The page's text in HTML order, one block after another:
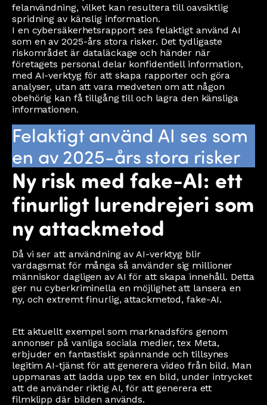
felanvändning, vilket kan resultera till oavsiktlig
spridning av känslig information.
I en cybersäkerhetsrapport ses felaktigt använd AI
som en av 2025-års stora risker. Det tydligaste
riskområdet är dataläckage och händer när
företagets personal delar konfidentiell information,
med AI-verktyg för att skapa rapporter och göra
analyser, utan att vara medveten om att någon
obehörig kan få tillgång till och lagra den känsliga
informationen.
Felaktigt använd AI ses som
en av 2025-års stora risker
Ny risk med fake-AI: ett
finurligt lurendrejeri som
ny attackmetod
Då vi ser att användning av AI-verktyg blir
vardagsmat för många så använder sig millioner
människor dagligen av AI för att skapa innehåll. Detta
ger nu cyberkriminella en möjlighet att lansera en
ny, och extremt finurlig, attackmetod, fake-AI.
Ett aktuellt exempel som marknadsförs genom
annonser på vanliga sociala medier, tex Meta,
erbjuder en fantastiskt spännande och tillsynes
legitim AI-tjänst för att generera video från bild. Man
uppmanas att ladda upp tex en bild, under intrycket
att de använder riktig AI, för att generera ett
filmklipp där bilden används.